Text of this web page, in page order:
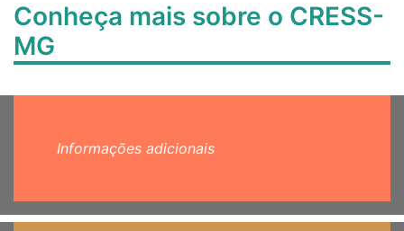
Conheça mais sobre o CRESS-
MG
Informações adicionais